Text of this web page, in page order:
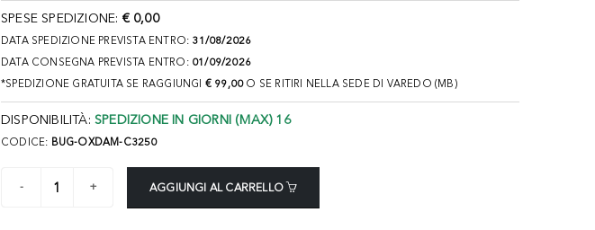
SPESE SPEDIZIONE: € 0,00
DATA SPEDIZIONE PREVISTA ENTRO: 31/08/2026
DATA CONSEGNA PREVISTA ENTRO: 01/09/2026
*SPEDIZIONE GRATUITA SE RAGGIUNGI € 99,00O SE RITIRI NELLA SEDE DI VAREDO (MB)
DISPONIBILITÀ: SPEDIZIONE IN GIORNI (MAX) 16
CODICE: BUG-OXDAM-C3250
AGGIUNGI AL CARRELLO